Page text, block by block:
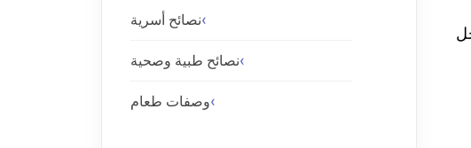
نصائح أسرية
نصائح طبية وصحية
وصفات طعام